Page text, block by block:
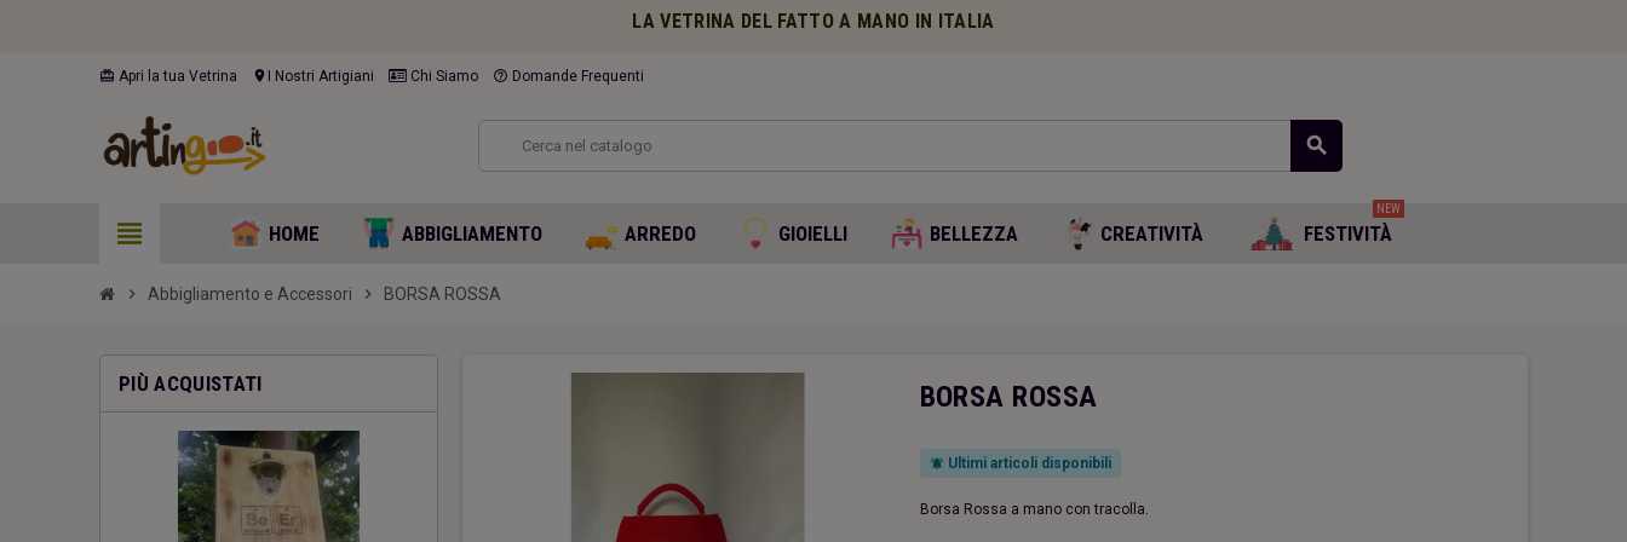
LA VETRINA DEL FATTO A MANO IN ITALIA
card_giftcard Apri la tua Vetrina location_on I Nostri Artigiani Chi Siamo help_outline Domande Frequenti
search
view_headline HOME ABBIGLIAMENTO ARREDO GIOIELLI BELLEZZA CREATIVITÀ FESTIVITÀ
NEW
chevron_right Abbigliamento e Accessori chevron_right BORSA ROSSA
PIÙ ACQUISTATI BORSA ROSSA
notifications_active Ultimi articoli disponibili
Borsa Rossa a mano con tracolla.